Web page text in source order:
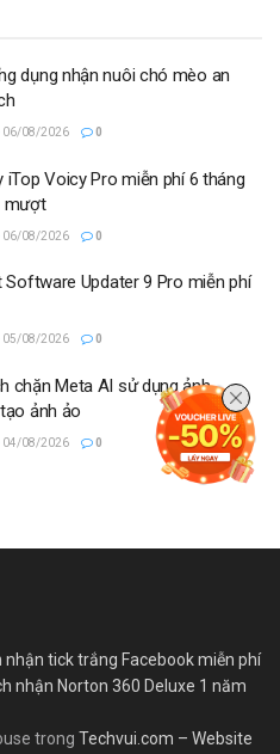
dụng nhận nuôi chó mèo an
06/08/2026 0
iTop Voicy Pro miễn phí 6 tháng
mượt
06/08/2026 0
Software Updater 9 Pro miễn phí
05/08/2026 0
chặn Meta AI sử dụng ảnh
ảnh ảo
04/08/2026 0
nhận tick trắng Facebook miễn phí
nhận Norton 360 Deluxe 1 năm
trong Techvui.com – Website